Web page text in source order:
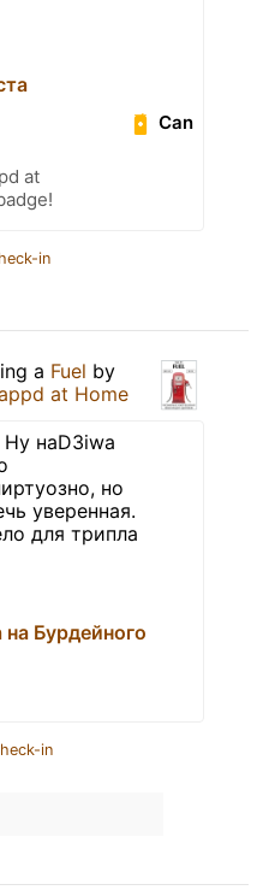
Can
at
in
a Fuel by
at Home
Ну наD3iwa
но
уверенная.
для трипла
на Бурдейного
in